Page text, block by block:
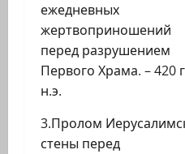
ежедневных
жертвоприношений
перед разрушением
Первого Храма. – 420
н.э.
3.Пролом
стены перед